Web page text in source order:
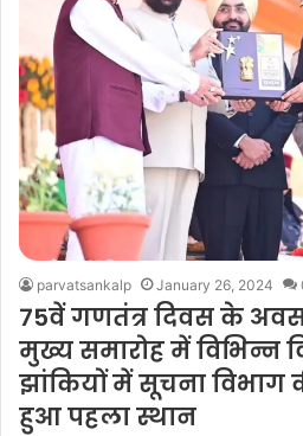
parvatsankalp January 26, 2024
75वें गणतंत्र दिवस के
मुख्य समारोह में विभिन्न
झांकियों में सूचना विभाग
हुआ पहला स्थान